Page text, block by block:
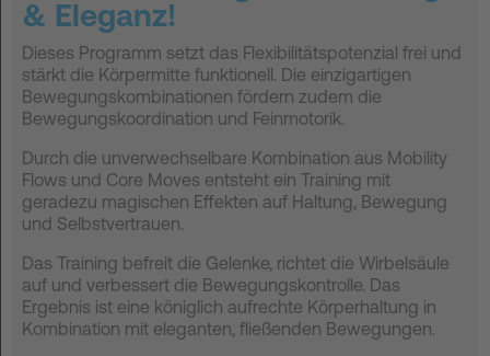
FAQ
Kontakt
Neuigkeiten
Datenschutz
Impressum
AGB
& Eleganz!
Dieses Programm setzt das Flexibilitätspotenzial frei und
stärkt die Körpermitte funktionell. Die einzigartigen
Bewegungskombinationen fördern zudem die
Bewegungskoordination und Feinmotorik.
Durch die unverwechselbare Kombination aus Mobility
Flows und Core Moves entsteht ein Training mit
geradezu magischen Effekten auf Haltung, Bewegung
und Selbstvertrauen.
Das Training befreit die Gelenke, richtet die Wirbelsäule
auf und verbessert die Bewegungskontrolle. Das
Ergebnis ist eine königlich aufrechte Körperhaltung in
Kombination mit eleganten, fließenden Bewegungen.